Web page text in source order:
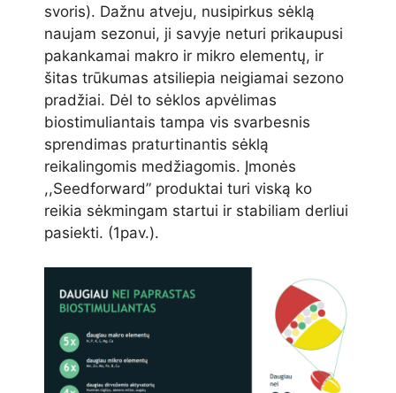
svoris). Dažnu atveju, nusipirkus sėklą
naujam sezonui, ji savyje neturi prikaupusi
pakankamai makro ir mikro elementų, ir
šitas trūkumas atsiliepia neigiamai sezono
pradžiai. Dėl to sėklos apvėlimas
biostimuliantais tampa vis svarbesnis
sprendimas praturtinantis sėklą
reikalingomis medžiagomis. Įmonės
,,Seedforward” produktai turi viską ko
reikia sėkmingam startui ir stabiliam derliui
pasiekti. (1pav.).